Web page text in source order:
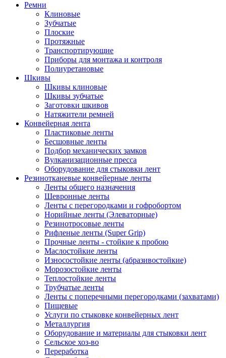
Ремни
Клиновые
Зубчатые
Плоские
Протяжные
Транспортирующие
Приборы для монтажа и контроля
Полиуретановые
Шкивы
Шкивы клиновые
Шкивы зубчатые
Заготовки шкивов
Натяжители ремней
Конвейерная лента
Пластиковые ленты
Бесшовные ленты
Подбор механических замков
Вулканизационные пресса
Оборудование для стыковки лент
Резинотканевые конвейерные ленты
Ленты общего назначения
Шевронные ленты
Ленты с перегородками и гофробортом
Норийные ленты (Элеваторные)
Резинотросовые ленты
Рифленые ленты (Super Grip)
Прочные ленты - стойкие к пробою
Маслостойкие ленты
Износостойкие ленты (абразивостойкие)
Морозостойкие ленты
Теплостойкие ленты
Трубчатые ленты
Ленты с поперечными перегородками (захватами)
Пищевые
Услуги по стыковке конвейерных лент
Металлургия
Оборудование и материалы для стыковки лент
Сельское хоз-во
Переработка